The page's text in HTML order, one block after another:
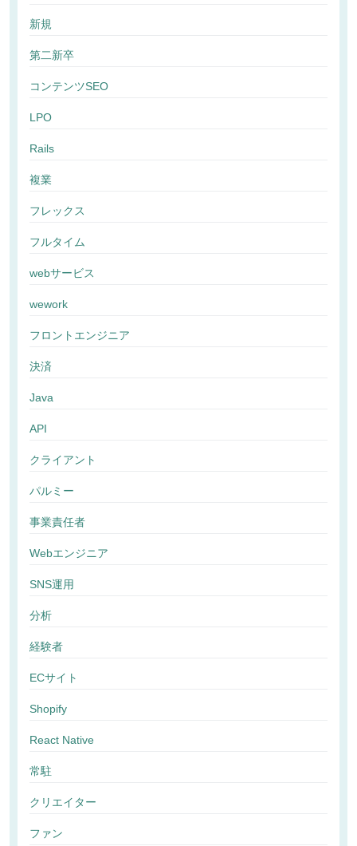
新規
第二新卒
コンテンツSEO
LPO
Rails
複業
フレックス
フルタイム
webサービス
wework
フロントエンジニア
決済
Java
API
クライアント
パルミー
事業責任者
Webエンジニア
SNS運用
分析
経験者
ECサイト
Shopify
React Native
常駐
クリエイター
ファン